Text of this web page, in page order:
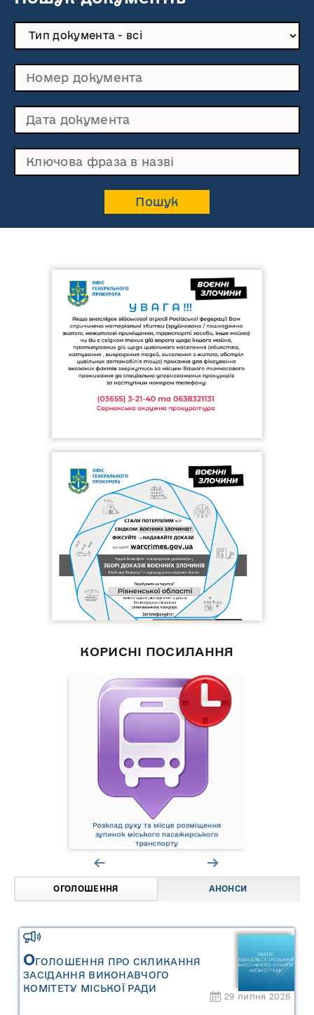
КОРИСНІ ПОСИЛАННЯ
ОГОЛОШЕННЯ АНОНСИ
ОГОЛОШЕННЯ ПРО СКЛИКАННЯ
ЗАСІДАННЯ ВИКОНАВЧОГО
КОМІТЕТУ МІСЬКОЇ РАДИ
29 липня 2026